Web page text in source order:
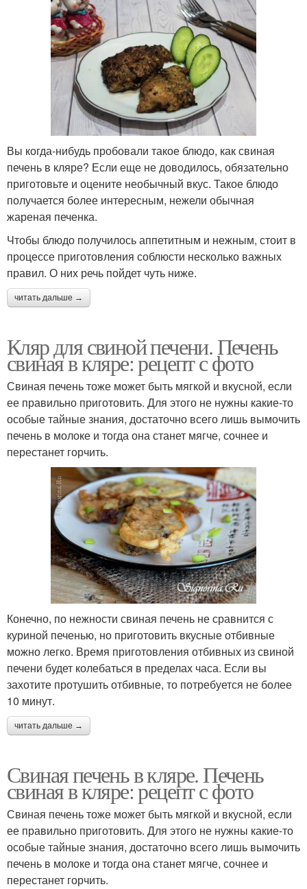
Вы когда-нибудь пробовали такое блюдо, как свиная
печень в кляре? Если еще не доводилось, обязательно
приготовьте и оцените необычный вкус. Такое блюдо
получается более интересным, нежели обычная
жареная печенка.
Чтобы блюдо получилось аппетитным и нежным, стоит в
процессе приготовления соблюсти несколько важных
правил. О них речь пойдет чуть ниже.
читать дальше →
Кляр для свиной печени. Печень
свиная в кляре: рецепт с фото
Свиная печень тоже может быть мягкой и вкусной, если
ее правильно приготовить. Для этого не нужны какие-то
особые тайные знания, достаточно всего лишь вымочить
печень в молоке и тогда она станет мягче, сочнее и
перестанет горчить.
Конечно, по нежности свиная печень не сравнится с
куриной печенью, но приготовить вкусные отбивные
можно легко. Время приготовления отбивных из свиной
печени будет колебаться в пределах часа. Если вы
захотите протушить отбивные, то потребуется не более
10 минут.
читать дальше →
Свиная печень в кляре. Печень
свиная в кляре: рецепт с фото
Свиная печень тоже может быть мягкой и вкусной, если
ее правильно приготовить. Для этого не нужны какие-то
особые тайные знания, достаточно всего лишь вымочить
печень в молоке и тогда она станет мягче, сочнее и
перестанет горчить.